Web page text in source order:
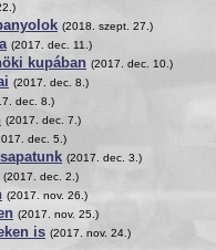
(2018. szept. 27.)
(2017. dec. 11.)
kupában (2017. dec. 10.)
(2017. dec. 8.)
dec. 8.)
(2017. dec. 7.)
dec. 5.)
(2017. dec. 3.)
(2017. dec. 2.)
(2017. nov. 26.)
(2017. nov. 25.)
is (2017. nov. 24.)